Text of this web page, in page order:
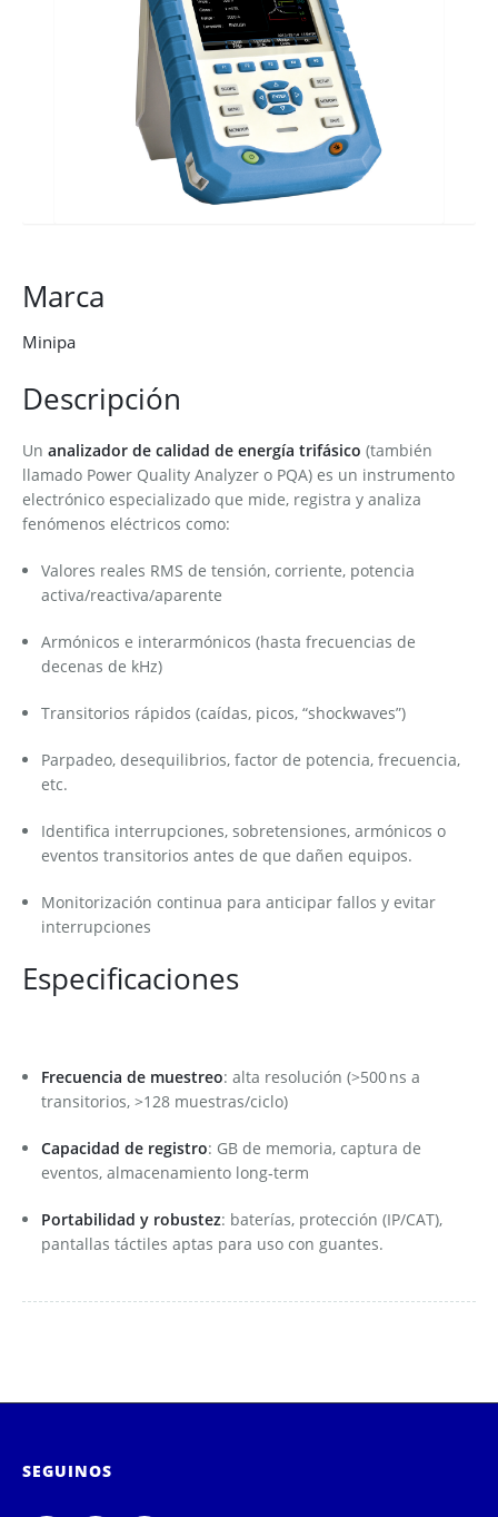
Marca
Minipa
Descripción
Un analizador de calidad de energía trifásico (también
llamado Power Quality Analyzer o PQA) es un instrumento
electrónico especializado que mide, registra y analiza
fenómenos eléctricos como:
Valores reales RMS de tensión, corriente, potencia
activa/reactiva/aparente
Armónicos e interarmónicos (hasta frecuencias de
decenas de kHz)
Transitorios rápidos (caídas, picos, “shockwaves”)
Parpadeo, desequilibrios, factor de potencia, frecuencia,
etc.
Identifica interrupciones, sobretensiones, armónicos o
eventos transitorios antes de que dañen equipos.
Monitorización continua para anticipar fallos y evitar
interrupciones
Especificaciones
Frecuencia de muestreo: alta resolución (>500 ns a
transitorios, >128 muestras/ciclo)
Capacidad de registro: GB de memoria, captura de
eventos, almacenamiento long‑term
Portabilidad y robustez: baterías, protección (IP/CAT),
pantallas táctiles aptas para uso con guantes.
SEGUINOS